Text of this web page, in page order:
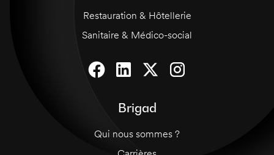
Restauration & Hôtellerie
Sanitaire & Médico-social
Brigad
Qui nous sommes ?